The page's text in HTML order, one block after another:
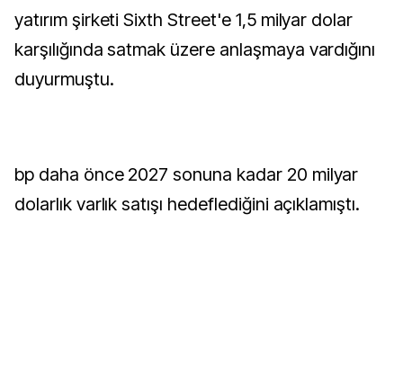
yatırım şirketi Sixth Street'e 1,5 milyar dolar
karşılığında satmak üzere anlaşmaya vardığını
duyurmuştu.
bp daha önce 2027 sonuna kadar 20 milyar
dolarlık varlık satışı hedeflediğini açıklamıştı.